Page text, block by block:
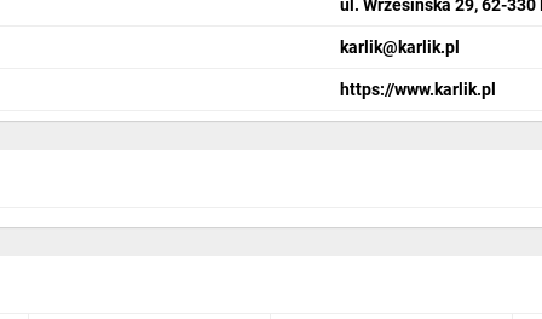
ul. Wrzesińska 29, 62-330
karlik@karlik.pl
https://www.karlik.pl